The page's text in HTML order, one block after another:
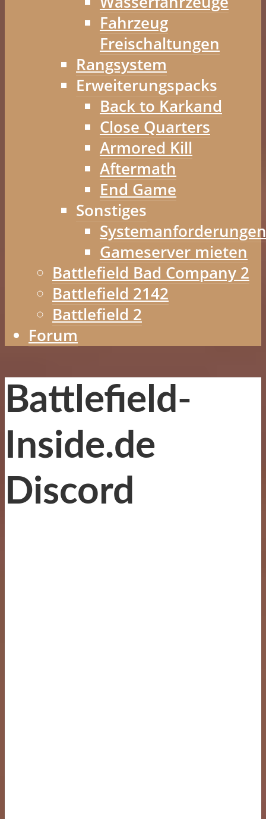
Fahrzeug
Freischaltungen
Rangsystem
Erweiterungspacks
Back to Karkand
Close Quarters
Armored Kill
Aftermath
End Game
Sonstiges
Systemanforderungen
Gameserver mieten
Battlefield Bad Company 2
Battlefield 2142
Battlefield 2
Forum
Battlefield-
Inside.de
Discord